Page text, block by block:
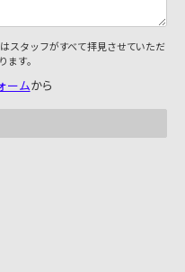
スタッフがすべて拝見させていただ
ます。
ームから